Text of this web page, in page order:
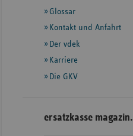
weiteren
Informationen
Glossar
Kontakt und Anfahrt
Der vdek
Karriere
Die GKV
ersatzkasse magazin.